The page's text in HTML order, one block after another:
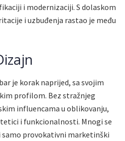
i modernizaciji. S dolaskom
i uzbuđenja rastao je među
je korak naprijed, sa svojim
profilom. Bez stražnjeg
influencama u oblikovanju,
i funkcionalnosti. Mnogi se
provokativni marketinški